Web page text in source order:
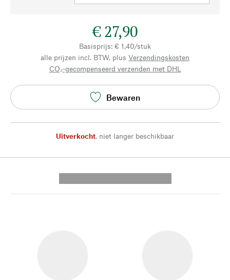
€ 27,90
Basisprijs: € 1,40/stuk
alle prijzen incl. BTW, plus Verzendingskosten
CO₂-gecompenseerd verzenden met DHL
Bewaren
Uitverkocht, niet langer beschikbaar